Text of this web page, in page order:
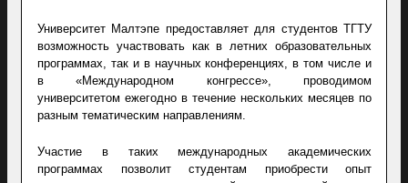
Университет Малтэпе предоставляет для студентов ТГТУ
возможность участвовать как в летних образовательных
программах, так и в научных конференциях, в том числе и
в «Международном конгрессе», проводимом
университетом ежегодно в течение нескольких месяцев по
разным тематическим направлениям.
Участие в таких международных академических
программах позволит студентам приобрести опыт